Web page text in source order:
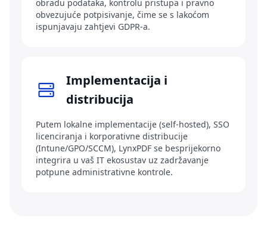
obradu podataka, kontrolu pristupa i pravno
obvezujuće potpisivanje, čime se s lakoćom
ispunjavaju zahtjevi GDPR-a.
Implementacija i
distribucija
Putem lokalne implementacije (self-hosted), SSO
licenciranja i korporativne distribucije
(Intune/GPO/SCCM), LynxPDF se besprijekorno
integrira u vaš IT ekosustav uz zadržavanje
potpune administrativne kontrole.